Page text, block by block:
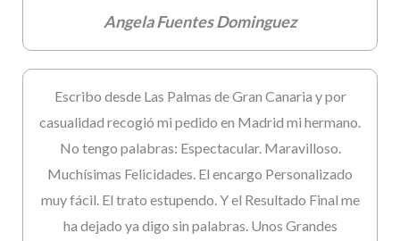
Angela Fuentes Dominguez
Escribo desde Las Palmas de Gran Canaria y por
casualidad recogió mi pedido en Madrid mi hermano.
No tengo palabras: Espectacular. Maravilloso.
Muchísimas Felicidades. El encargo Personalizado
muy fácil. El trato estupendo. Y el Resultado Final me
ha dejado ya digo sin palabras. Unos Grandes